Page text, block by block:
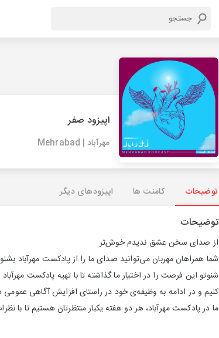
اپیزود صفر
مهرآباد | Mehrabad
توضیحات کامنت ها اپیزودهای دیگر
توضیحات
از صدای سخن عشق ندیدم خوش‌تر.
شما همراهان مهربان می‌توانید صدای ما را از پادکست مهرآباد
شنوتو این فرصت را در اختیار ما گذاشته تا با تهیه پادکست
کنیم و در ادامه به وظیفه‌ی خود در راستای افزایش آگاهی عمومی
ما در پادکست مهرآباد، هر دو هفته یکبار منتظرتان هستیم تا با